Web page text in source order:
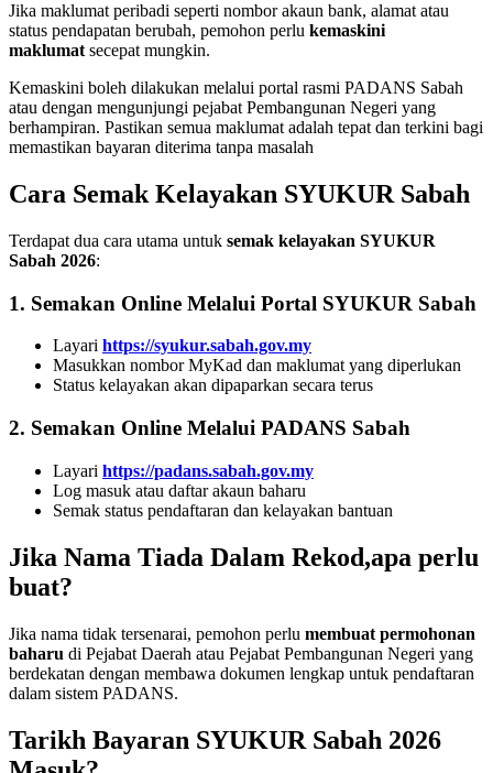
Jika maklumat peribadi seperti nombor akaun bank, alamat atau
status pendapatan berubah, pemohon perlu kemaskini
maklumat secepat mungkin.
Kemaskini boleh dilakukan melalui portal rasmi PADANS Sabah
atau dengan mengunjungi pejabat Pembangunan Negeri yang
berhampiran. Pastikan semua maklumat adalah tepat dan terkini bagi
memastikan bayaran diterima tanpa masalah
Cara Semak Kelayakan SYUKUR Sabah
Terdapat dua cara utama untuk semak kelayakan SYUKUR
Sabah 2026:
1. Semakan Online Melalui Portal SYUKUR Sabah
Layari https://syukur.sabah.gov.my
Masukkan nombor MyKad dan maklumat yang diperlukan
Status kelayakan akan dipaparkan secara terus
2. Semakan Online Melalui PADANS Sabah
Layari https://padans.sabah.gov.my
Log masuk atau daftar akaun baharu
Semak status pendaftaran dan kelayakan bantuan
Jika Nama Tiada Dalam Rekod,apa perlu
buat?
Jika nama tidak tersenarai, pemohon perlu membuat permohonan
baharu di Pejabat Daerah atau Pejabat Pembangunan Negeri yang
berdekatan dengan membawa dokumen lengkap untuk pendaftaran
dalam sistem PADANS.
Tarikh Bayaran SYUKUR Sabah 2026